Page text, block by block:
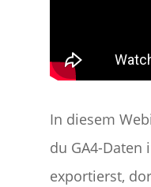
In diesem
du GA4-Daten
exportierst,